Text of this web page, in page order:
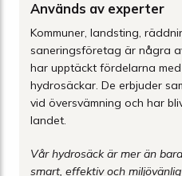
Används av experter
Kommuner, landsting,
saneringsföretag är några
har upptäckt fördelarna
hydrosäckar. De erbjuder
vid översvämning och har
landet.
Vår hydrosäck är mer än
smart, effektiv och